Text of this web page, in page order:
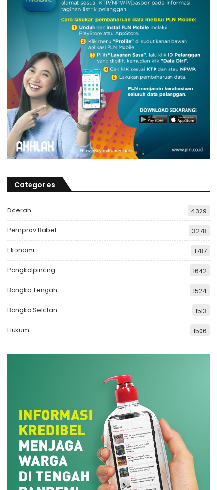
Categories
Daerah 4329
Pemprov Babel 3278
Ekonomi 1787
Pangkalpinang 1642
Bangka Tengah 1524
Bangka Selatan 1513
Hukum 1506